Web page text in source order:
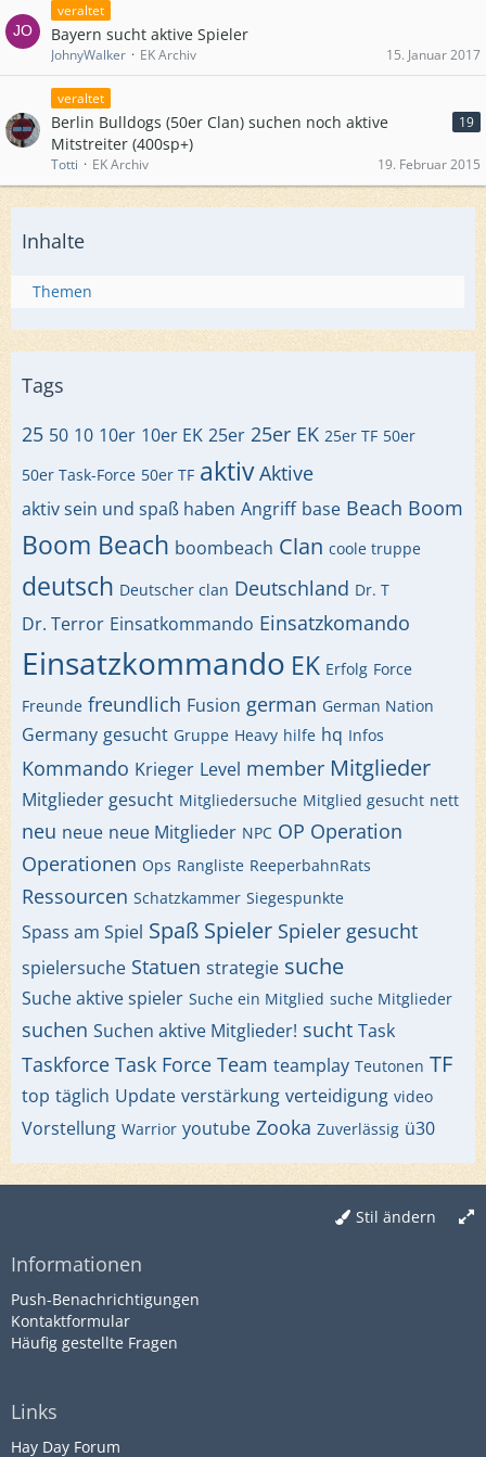
veraltet
Bayern sucht aktive Spieler
JohnyWalker EK Archiv 15. Januar 2017
veraltet
Berlin Bulldogs (50er Clan) suchen noch aktive
Mitstreiter (400sp+)
19
Totti EK Archiv 19. Februar 2015
Inhalte
Themen
Tags
25 50 10 10er 10er EK 25er 25er EK 25er TF 50er
50er Task-Force 50er TF aktiv Aktive
aktiv sein und spaß haben Angriff base Beach Boom
Boom Beach boombeach Clan coole truppe
deutsch Deutscher clan Deutschland Dr. T
Dr. Terror Einsatkommando Einsatzkomando
Einsatzkommando EK Erfolg Force
Freunde freundlich Fusion german German Nation
Germany gesucht Gruppe Heavy hilfe hq Infos
Kommando Krieger Level member Mitglieder
Mitglieder gesucht Mitgliedersuche Mitglied gesucht nett
neu neue neue Mitglieder NPC OP Operation
Operationen Ops Rangliste ReeperbahnRats
Ressourcen Schatzkammer Siegespunkte
Spass am Spiel Spaß Spieler Spieler gesucht
spielersuche Statuen strategie suche
Suche aktive spieler Suche ein Mitglied suche Mitglieder
suchen Suchen aktive Mitglieder! sucht Task
Taskforce Task Force Team teamplay Teutonen TF
top täglich Update verstärkung verteidigung video
Vorstellung Warrior youtube Zooka Zuverlässig ü30
Stil ändern
Informationen
Push-Benachrichtigungen
Kontaktformular
Häufig gestellte Fragen
Links
Hay Day Forum